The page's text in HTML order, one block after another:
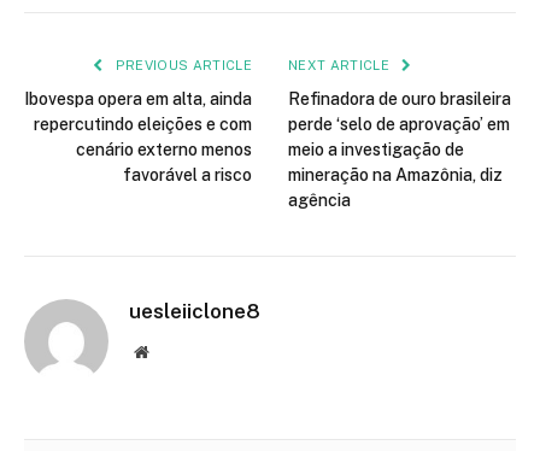
PREVIOUS ARTICLE
Ibovespa opera em alta, ainda
repercutindo eleições e com
cenário externo menos
favorável a risco
NEXT ARTICLE
Refinadora de ouro brasileira
perde ‘selo de aprovação’ em
meio a investigação de
mineração na Amazônia, diz
agência
uesleiiclone8
Website